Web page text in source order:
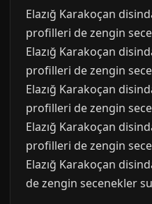
Elazığ Karakoçan
profilleri de zengin
Elazığ Karakoçan
profilleri de zengin
Elazığ Karakoçan
profilleri de zengin
Elazığ Karakoçan
profilleri de zengin
Elazığ Karakoçan
de zengin secenekler